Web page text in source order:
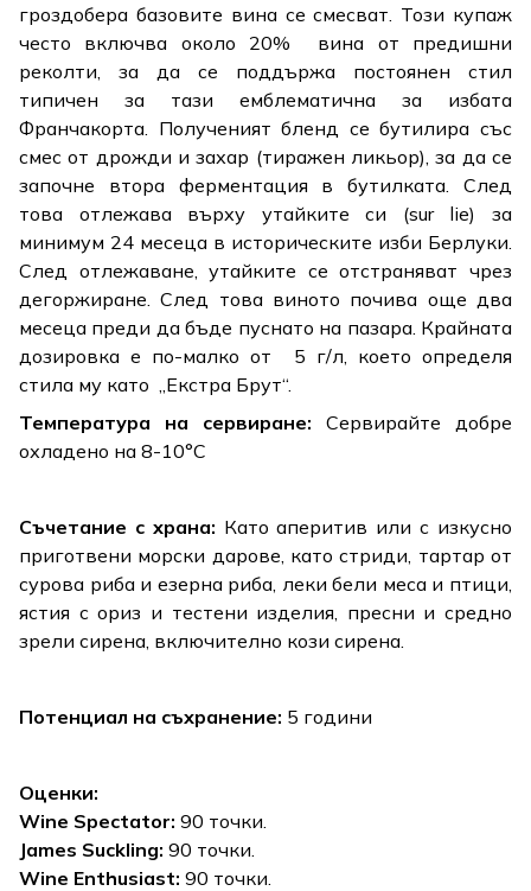
гроздобера базовите вина се смесват. Този купаж
често включва около 20% вина от предишни
реколти, за да се поддържа постоянен стил
типичен за тази емблематична за избата
Франчакорта. Полученият бленд се бутилира със
смес от дрожди и захар (тиражен ликьор), за да се
започне втора ферментация в бутилката. След
това отлежава върху утайките си (sur lie) за
минимум 24 месеца в историческите изби Берлуки.
След отлежаване, утайките се отстраняват чрез
дегоржиране. След това виното почива още два
месеца преди да бъде пуснато на пазара. Крайната
дозировка е по-малко от 5 г/л, което определя
стила му като „Екстра Брут“.
Температура на сервиране: Сервирайте добре
охладено на 8-10°C
Съчетание с храна: Като аперитив или с изкусно
приготвени морски дарове, като стриди, тартар от
сурова риба и езерна риба, леки бели меса и птици,
ястия с ориз и тестени изделия, пресни и средно
зрели сирена, включително кози сирена.
Потенциал на съхранение: 5 години
Оценки:
Wine Spectator: 90 точки.
James Suckling: 90 точки.
Wine Enthusiast: 90 точки.